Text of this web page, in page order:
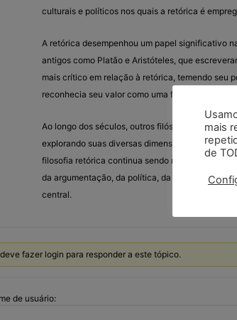
culturais e políticos nos quais a retórica é
A retórica desempenhou um papel significativo
antigos como Platão e Aristóteles, que
mais crítico em relação à retórica, temendo seu
reconhecia seu valor como uma ferramenta
Ao longo dos séculos, outros filósofos retóricos
explorando suas diversas dimensões e
filosofia retórica continua sendo relevante nos
da argumentação, da política, da publicidade e
central.
fazer login para responder a este tópico.
de usuário:
mais
de